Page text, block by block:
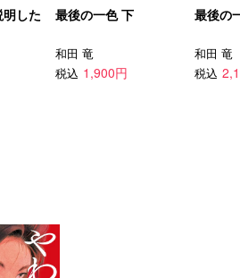
した
最後の一色 下
和田 竜
税込 1,900円
最後の
和田 竜
税込